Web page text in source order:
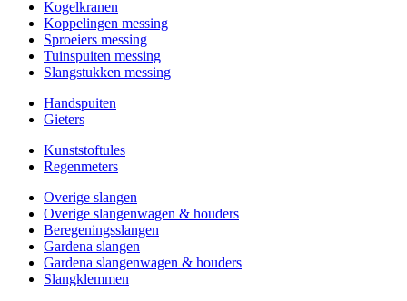
Kogelkranen
Koppelingen messing
Sproeiers messing
Tuinspuiten messing
Slangstukken messing
Handspuiten
Gieters
Kunststoftules
Regenmeters
Overige slangen
Overige slangenwagen & houders
Beregeningsslangen
Gardena slangen
Gardena slangenwagen & houders
Slangklemmen